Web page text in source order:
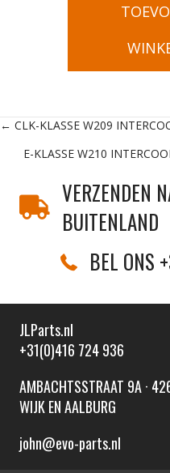
Posts
navigation
← CLK-KLASSE W209
E-KLASSE W210
VERZENDEN
BUITENLAND
BEL ONS
JLParts.nl
+31(0)416 724 936
AMBACHTSSTRAAT 9A ·
WIJK EN AALBURG
john@evo-parts.nl